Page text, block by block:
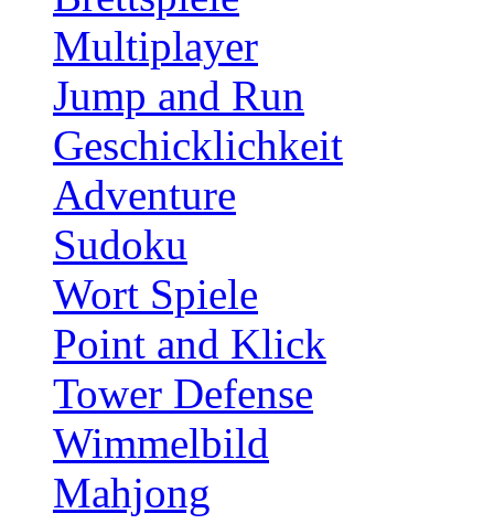
Multiplayer
Jump and Run
Geschicklichkeit
Adventure
Sudoku
Wort Spiele
Point and Klick
Tower Defense
Wimmelbild
Mahjong